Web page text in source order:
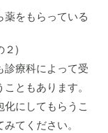
薬をもらっている
２)
診療科によって受
ともあります。
にしてもらうこ
てください。